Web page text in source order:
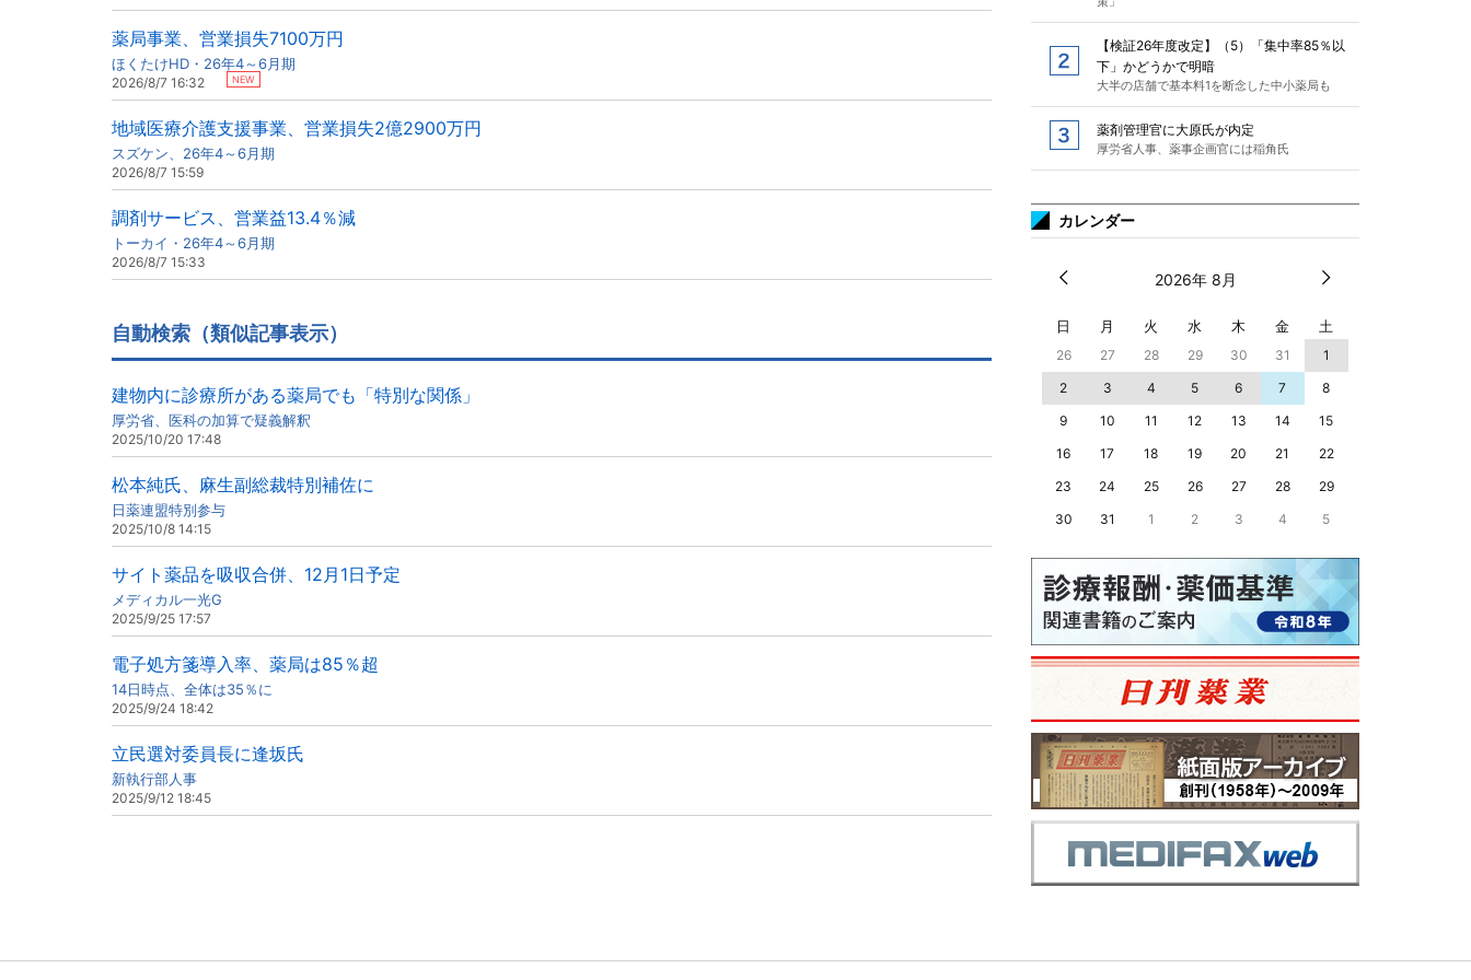
薬局事業、営業損失7100万円
ほくたけHD・26年4～6月期
2026/8/7 16:32 NEW
地域医療介護支援事業、営業損失2億2900万円
スズケン、26年4～6月期
2026/8/7 15:59
調剤サービス、営業益13.4％減
トーカイ・26年4～6月期
2026/8/7 15:33
自動検索（類似記事表示）
建物内に診療所がある薬局でも「特別な関係」
厚労省、医科の加算で疑義解釈
2025/10/20 17:48
松本純氏、麻生副総裁特別補佐に
日薬連盟特別参与
2025/10/8 14:15
サイト薬品を吸収合併、12月1日予定
メディカル一光G
2025/9/25 17:57
電子処方箋導入率、薬局は85％超
14日時点、全体は35％に
2025/9/24 18:42
立民選対委員長に逢坂氏
新執行部人事
2025/9/12 18:45
【検証26年度改定】（5）「集中率85％以
下」かどうかで明暗
大半の店舗で基本料1を断念した中小薬局も
薬剤管理官に大原氏が内定
厚労省人事、薬事企画官には稲角氏
カレンダー
2026年 8月
日 月 火 水 木 金 土
26 27 28 29 30 31
1
2
3 4 5 6 7
8
9
10 11 12 13 14
15
16
17 18 19 20 21
22
23
24 25 26 27 28
29
30
31 1 2 3 4 5